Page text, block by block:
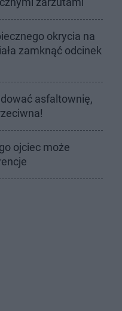
okrycia na
zamknąć odcinek
asfaltownię,
ojciec może